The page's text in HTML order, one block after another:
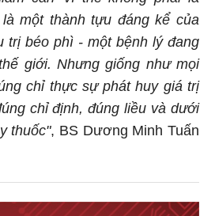
một thành tựu đáng kể của
trị béo phì - một bệnh lý đang
giới. Nhưng giống như mọi
chỉ thực sự phát huy giá trị
chỉ định, đúng liều và dưới
thuốc", BS Dương Minh Tuấn